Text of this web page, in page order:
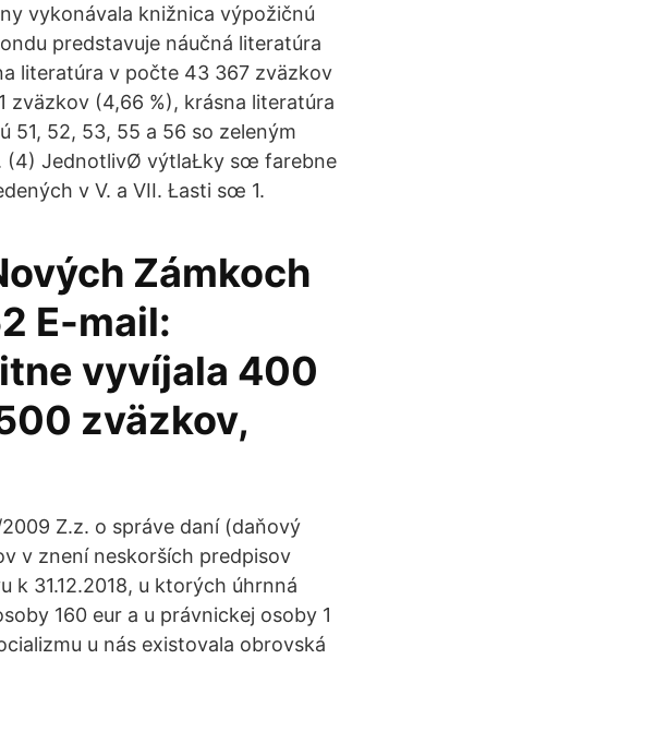
vykonávala knižnica výpožičnú
predstavuje náučná literatúra
literatúra v počte 43 367 zväzkov
zväzkov (4,66 %), krásna literatúra
51, 52, 53, 55 a 56 so zeleným
(4) JednotlivØ výtlaŁky sœ farebne
v V. a VII. Łasti sœ 1.
Zámkoch
E-mail:
vyvíjala 400
zväzkov,
Z.z. o správe daní (daňový
v znení neskorších predpisov
k 31.12.2018, u ktorých úhrnná
160 eur a u právnickej osoby 1
u nás existovala obrovská